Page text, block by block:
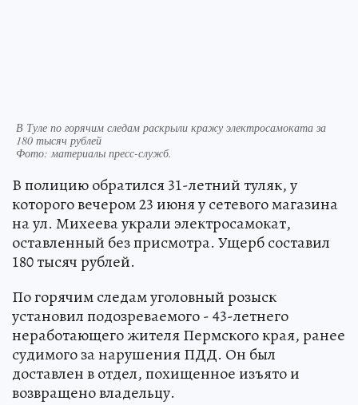
В Туле по горячим следам раскрыли кражу электросамоката за
180 тысяч рублей
Фото:материалы пресс-служб.
В полицию обратился 31-летний туляк, у
которого вечером 23 июня у сетевого магазина
на ул. Михеева украли электросамокат,
оставленный без присмотра. Ущерб составил
180 тысяч рублей.
По горячим следам уголовный розыск
установил подозреваемого - 43-летнего
неработающего жителя Пермского края, ранее
судимого за нарушения ПДД. Он был
доставлен в отдел, похищенное изъято и
возвращено владельцу.